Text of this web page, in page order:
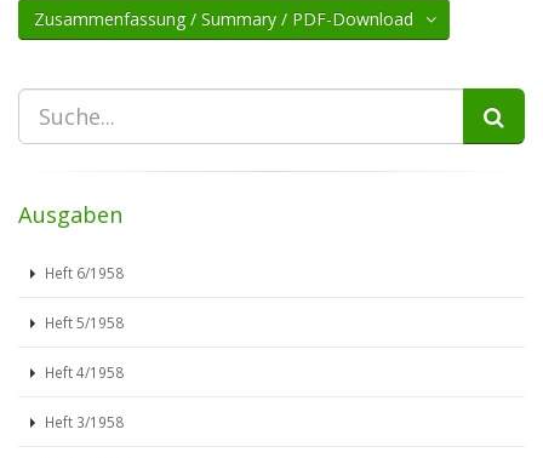
Zusammenfassung / Summary / PDF-Download
Ausgaben
Heft 6/1958
Heft 5/1958
Heft 4/1958
Heft 3/1958